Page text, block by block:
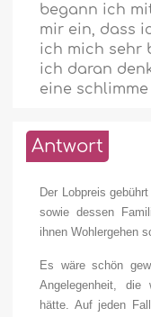
begann ich
mir ein, dass
ich mich sehr
ich daran
eine
Antwort
Der Lobpreis
sowie dessen
ihnen Wohlergehen
Es wäre schön
Angelegenheit, die
hätte. Auf jeden